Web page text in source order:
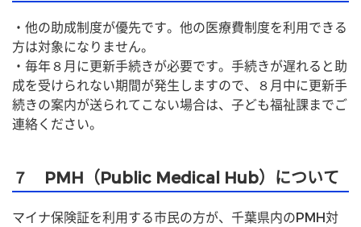
・他の助成制度が優先です。他の医療費制度を利用できる
方は対象になりません。
・毎年８月に更新手続きが必要です。手続きが遅れると助
成を受けられない期間が発生しますので、８月中に更新手
続きの案内が送られてこない場合は、子ども福祉課までご
連絡ください。
７ PMH（Public Medical Hub）について
マイナ保険証を利用する市民の方が、千葉県内のPMH対